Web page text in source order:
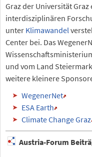
Graz der Universität
interdisziplinären
unter Klimawandel
Center bei. Das
und vom Land
weitere kleinere
WegenerNet
ESA Earth
Climate Change Graz
Austria-Forum